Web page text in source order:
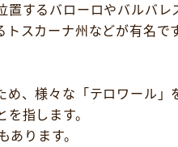
するバローロやバルバ
スカーナ州などが有名です
、様々な「テロワール」
指します。
ります。